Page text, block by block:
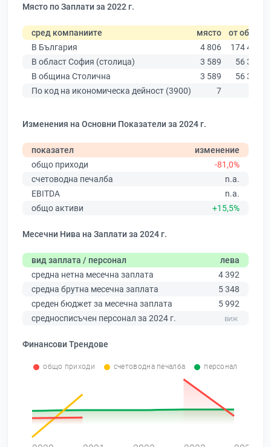
Място по Заплати за 2022 г.
сред компаниите място от общо
В България
4 806
174 403
В област София (столица)
3 589
56 378
В община Столична
3 589
56 378
По код на икономическа дейност (3900)
7
Изменения на Основни Показатели за 2024 г.
показател
изменение
общо приходи
-81,0%
счетоводна печалба
n.a.
EBITDA
n.a.
общо активи
+15,5%
Месечни Нива на Заплати за 2024 г.
вид заплата / персонал
лева
средна нетна месечна заплата
4 392
средна брутна месечна заплата
5 348
среден бюджет за месечна заплата
5 992
средносписъчен персонал за 2024 г.
Финансови Трендове
общо приходи счетоводна печалба персонал